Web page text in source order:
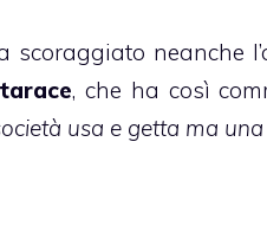
scoraggiato neanche
, che ha così
usa e getta ma